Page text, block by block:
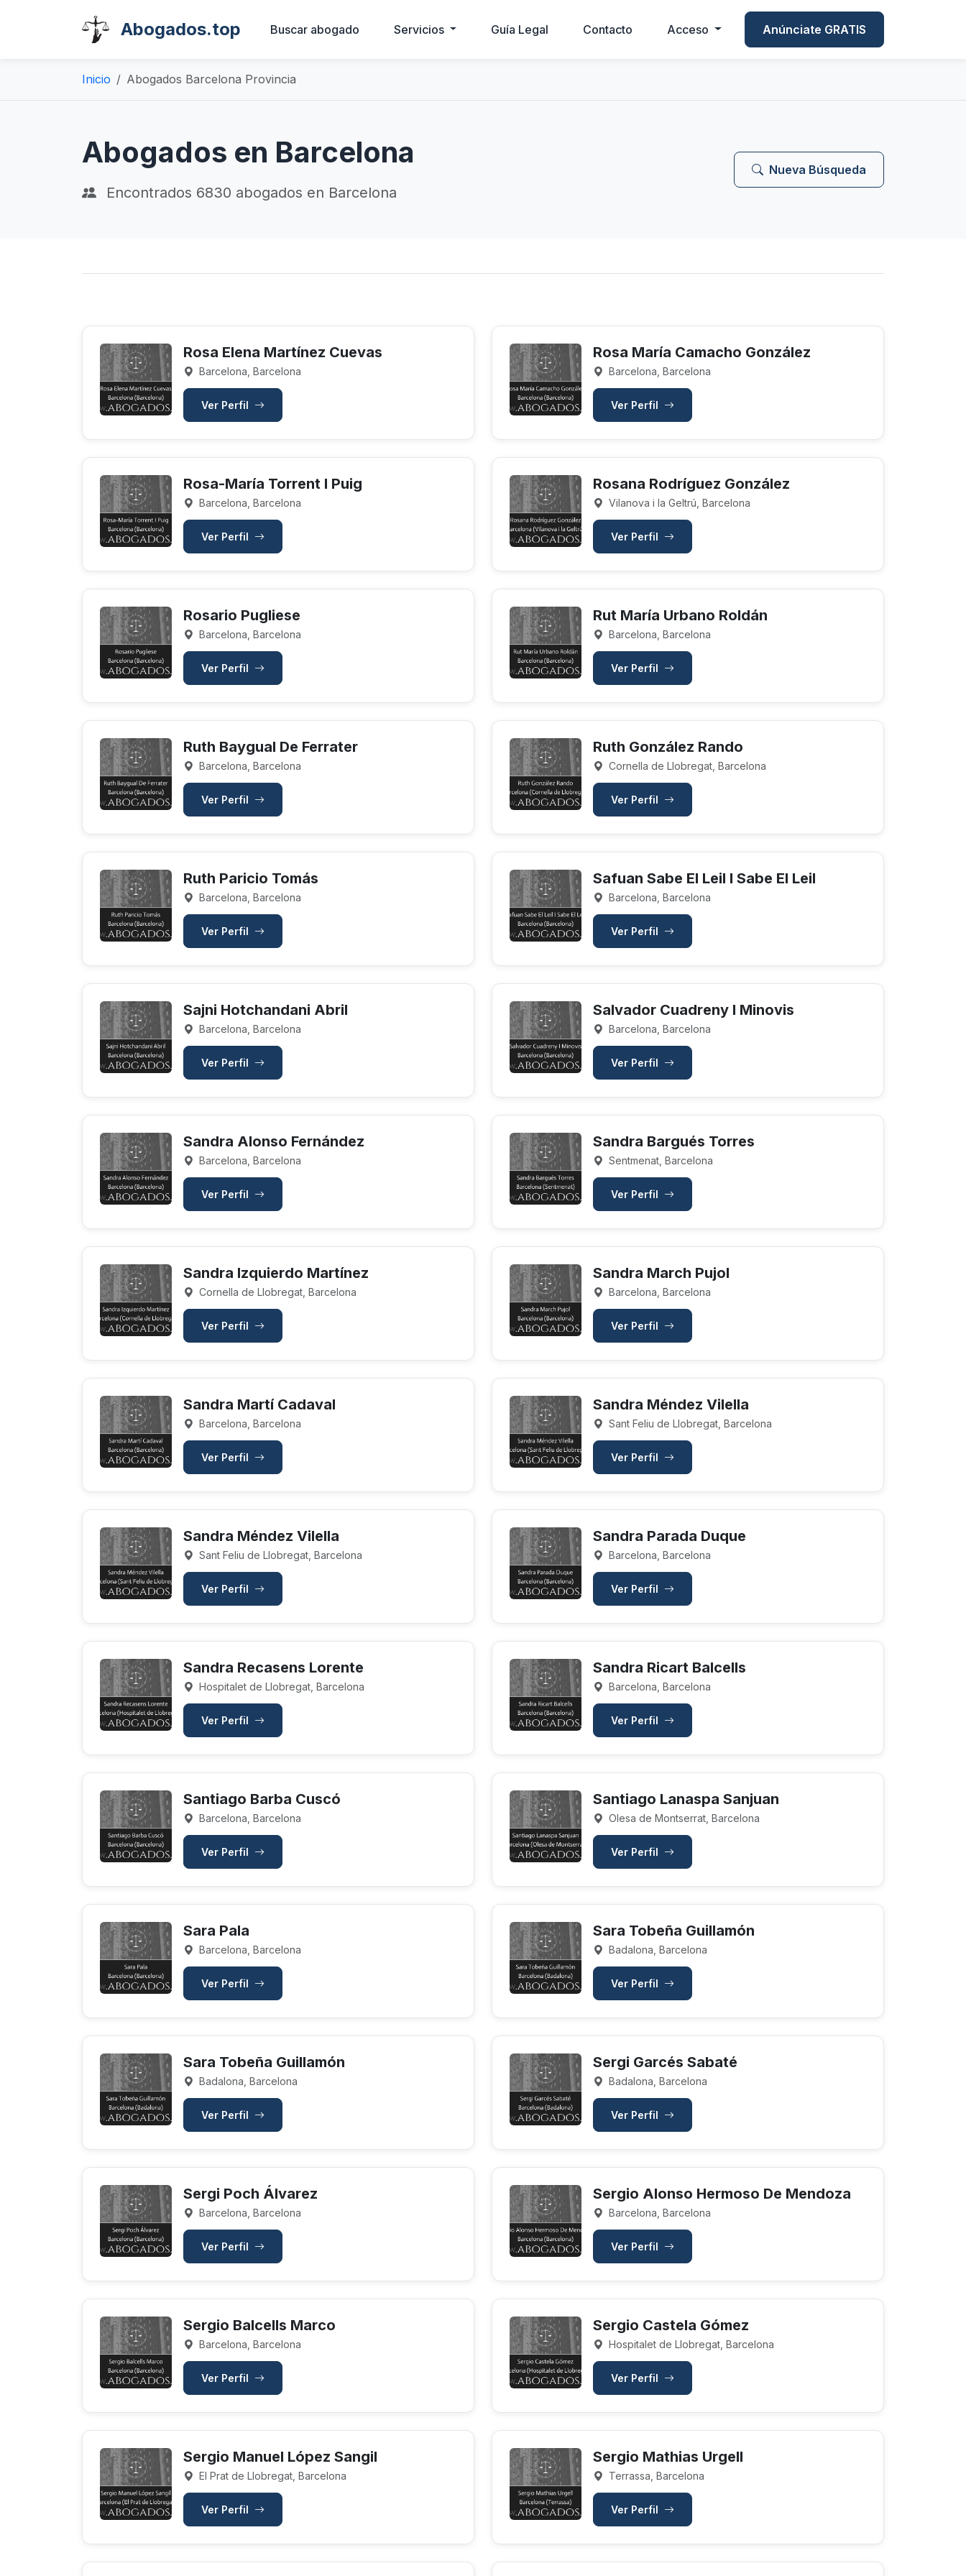
Abogados.top Buscar abogado Servicios Guía Legal Contacto Acceso Anúnciate GRATIS
Inicio Abogados Barcelona Provincia
Abogados en Barcelona
Encontrados 6830 abogados en Barcelona
Nueva Búsqueda
Rosa Elena Martínez Cuevas
Barcelona, Barcelona
Ver Perfil
Rosa María Camacho González
Barcelona, Barcelona
Ver Perfil
Rosa-María Torrent I Puig
Barcelona, Barcelona
Ver Perfil
Rosana Rodríguez González
Vilanova i la Geltrú, Barcelona
Ver Perfil
Rosario Pugliese
Barcelona, Barcelona
Ver Perfil
Rut María Urbano Roldán
Barcelona, Barcelona
Ver Perfil
Ruth Baygual De Ferrater
Barcelona, Barcelona
Ver Perfil
Ruth González Rando
Cornella de Llobregat, Barcelona
Ver Perfil
Ruth Paricio Tomás
Barcelona, Barcelona
Ver Perfil
Safuan Sabe El Leil I Sabe El Leil
Barcelona, Barcelona
Ver Perfil
Sajni Hotchandani Abril
Barcelona, Barcelona
Ver Perfil
Salvador Cuadreny I Minovis
Barcelona, Barcelona
Ver Perfil
Sandra Alonso Fernández
Barcelona, Barcelona
Ver Perfil
Sandra Bargués Torres
Sentmenat, Barcelona
Ver Perfil
Sandra Izquierdo Martínez
Cornella de Llobregat, Barcelona
Ver Perfil
Sandra March Pujol
Barcelona, Barcelona
Ver Perfil
Sandra Martí Cadaval
Barcelona, Barcelona
Ver Perfil
Sandra Méndez Vilella
Sant Feliu de Llobregat, Barcelona
Ver Perfil
Sandra Méndez Vilella
Sant Feliu de Llobregat, Barcelona
Ver Perfil
Sandra Parada Duque
Barcelona, Barcelona
Ver Perfil
Sandra Recasens Lorente
Hospitalet de Llobregat, Barcelona
Ver Perfil
Sandra Ricart Balcells
Barcelona, Barcelona
Ver Perfil
Santiago Barba Cuscó
Barcelona, Barcelona
Ver Perfil
Santiago Lanaspa Sanjuan
Olesa de Montserrat, Barcelona
Ver Perfil
Sara Pala
Barcelona, Barcelona
Ver Perfil
Sara Tobeña Guillamón
Badalona, Barcelona
Ver Perfil
Sara Tobeña Guillamón
Badalona, Barcelona
Ver Perfil
Sergi Garcés Sabaté
Badalona, Barcelona
Ver Perfil
Sergi Poch Álvarez
Barcelona, Barcelona
Ver Perfil
Sergio Alonso Hermoso De Mendoza
Barcelona, Barcelona
Ver Perfil
Sergio Balcells Marco
Barcelona, Barcelona
Ver Perfil
Sergio Castela Gómez
Hospitalet de Llobregat, Barcelona
Ver Perfil
Sergio Manuel López Sangil
El Prat de Llobregat, Barcelona
Ver Perfil
Sergio Mathias Urgell
Terrassa, Barcelona
Ver Perfil